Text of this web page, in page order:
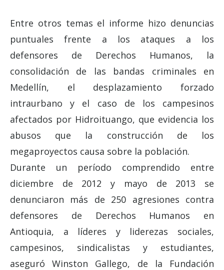
Entre otros temas el informe hizo denuncias
puntuales frente a los ataques a los
defensores de Derechos Humanos, la
consolidación de las bandas criminales en
Medellín, el desplazamiento forzado
intraurbano y el caso de los campesinos
afectados por Hidroituango, que evidencia los
abusos que la construcción de los
megaproyectos causa sobre la población.
Durante un período comprendido entre
diciembre de 2012 y mayo de 2013 se
denunciaron más de 250 agresiones contra
defensores de Derechos Humanos en
Antioquia, a líderes y liderezas sociales,
campesinos, sindicalistas y estudiantes,
aseguró Winston Gallego, de la Fundación